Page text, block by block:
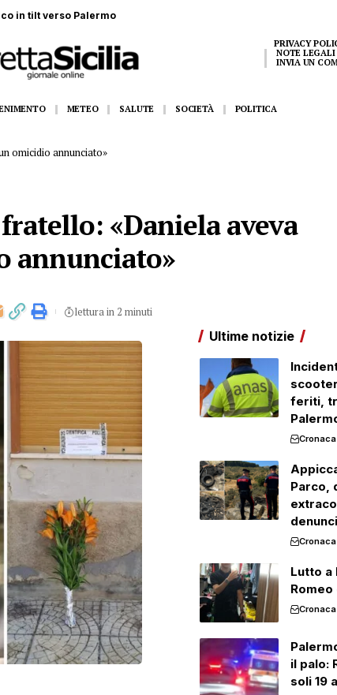
PRIVACY
NOTE LEGALI
INVIA UN
METEO SALUTE SOCIETÀ POLITICA
omicidio annunciato»
«Daniela aveva
annunciato»
lettura in 2 minuti
Ultime notizie
feriti,
Cronaca
Parco,
Cronaca
Lutto a
Cronaca
il palo:
soli 19